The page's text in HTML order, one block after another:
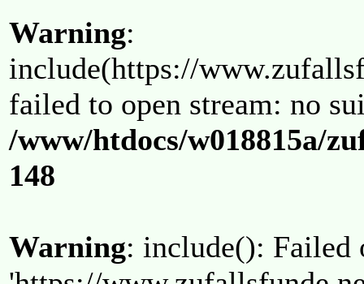
Warning:
include(https://
failed to open stream: no
/www/htdocs/w018815a/
148
Warning: include(): Failed